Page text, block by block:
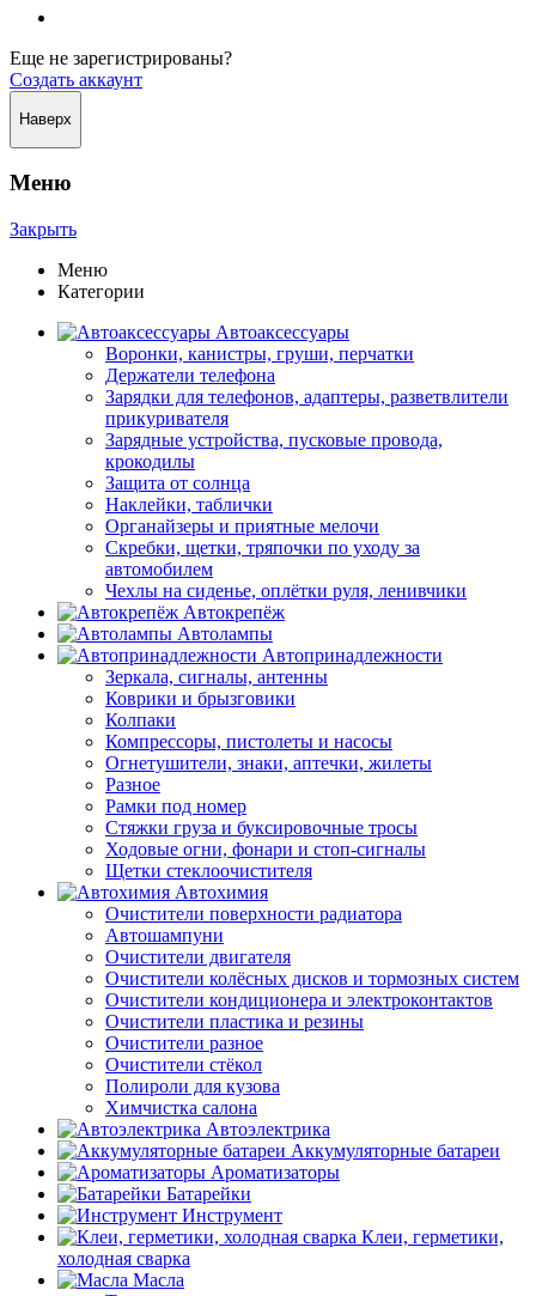
Еще не зарегистрированы?
Создать аккаунт
Наверх
Меню
Закрыть
Меню
Категории
Автоаксессуары
Воронки, канистры, груши, перчатки
Держатели телефона
Зарядки для телефонов, адаптеры, разветвлители
прикуривателя
Зарядные устройства, пусковые провода,
крокодилы
Защита от солнца
Наклейки, таблички
Органайзеры и приятные мелочи
Скребки, щетки, тряпочки по уходу за
автомобилем
Чехлы на сиденье, оплётки руля, ленивчики
Автокрепёж
Автолампы
Автопринадлежности
Зеркала, сигналы, антенны
Коврики и брызговики
Колпаки
Компрессоры, пистолеты и насосы
Огнетушители, знаки, аптечки, жилеты
Разное
Рамки под номер
Стяжки груза и буксировочные тросы
Ходовые огни, фонари и стоп-сигналы
Щетки стеклоочистителя
Автохимия
Очистители поверхности радиатора
Автошампуни
Очистители двигателя
Очистители колёсных дисков и тормозных систем
Очистители кондиционера и электроконтактов
Очистители пластика и резины
Очистители разное
Очистители стёкол
Полироли для кузова
Химчистка салона
Автоэлектрика
Аккумуляторные батареи
Ароматизаторы
Батарейки
Инструмент
Клеи, герметики,
холодная сварка
Масла